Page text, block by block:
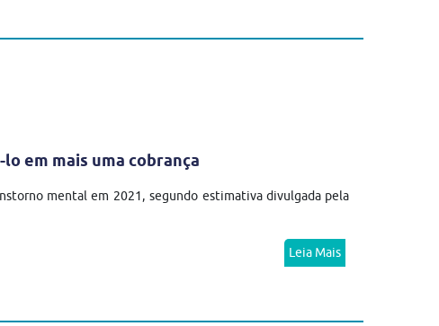
em mais uma cobrança
mental em 2021, segundo estimativa divulgada pela
Leia Mais